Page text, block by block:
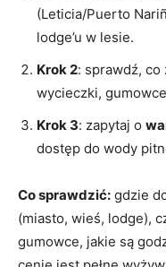
(Leticia/Puerto
lodge’u w lesie.
Krok 2: sprawdź, co
wycieczki,
Krok 3: zapytaj o
dostęp do wody
Co sprawdzić: gdzie
(miasto, wieś, lodge),
gumowce, jakie są